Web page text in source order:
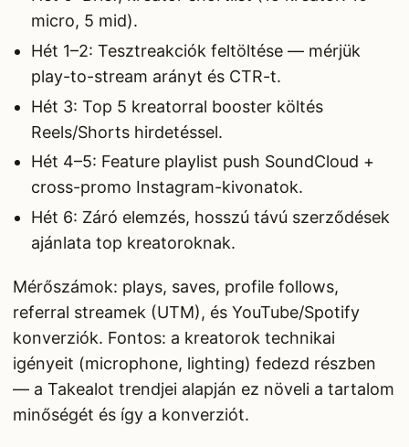
micro, 5 mid).
Hét 1–2: Tesztreakciók feltöltése — mérjük
play-to-stream arányt és CTR-t.
Hét 3: Top 5 kreatorral booster költés
Reels/Shorts hirdetéssel.
Hét 4–5: Feature playlist push SoundCloud +
cross-promo Instagram-kivonatok.
Hét 6: Záró elemzés, hosszú távú szerződések
ajánlata top kreatoroknak.
Mérőszámok: plays, saves, profile follows,
referral streamek (UTM), és YouTube/Spotify
konverziók. Fontos: a kreatorok technikai
igényeit (microphone, lighting) fedezd részben
— a Takealot trendjei alapján ez növeli a tartalom
minőségét és így a konverziót.